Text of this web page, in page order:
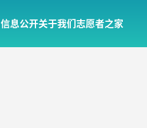
信息公开关于我们志愿者之家